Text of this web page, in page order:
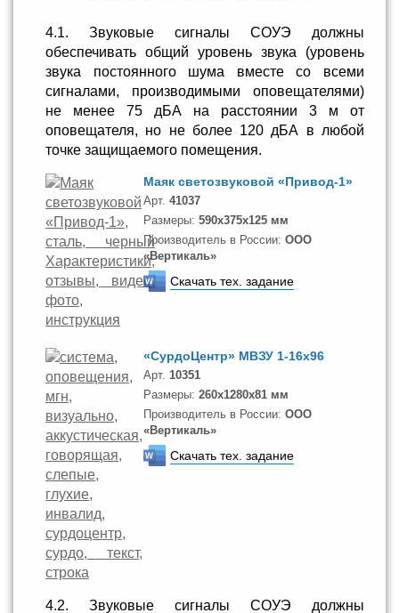
4.1. Звуковые сигналы СОУЭ должны
обеспечивать общий уровень звука (уровень
звука постоянного шума вместе со всеми
сигналами, производимыми оповещателями)
не менее 75 дБА на расстоянии 3 м от
оповещателя, но не более 120 дБА в любой
точке защищаемого помещения.
Маяк светозвуковой «Привод-1»
Арт. 41037
Размеры: 590x375x125 мм
Производитель в России: ООО
«Вертикаль»
Скачать тех. задание
«СурдоЦентр» МВЗУ 1-16х96
Арт. 10351
Размеры: 260x1280x81 мм
Производитель в России: ООО
«Вертикаль»
Скачать тех. задание
4.2. Звуковые сигналы СОУЭ должны